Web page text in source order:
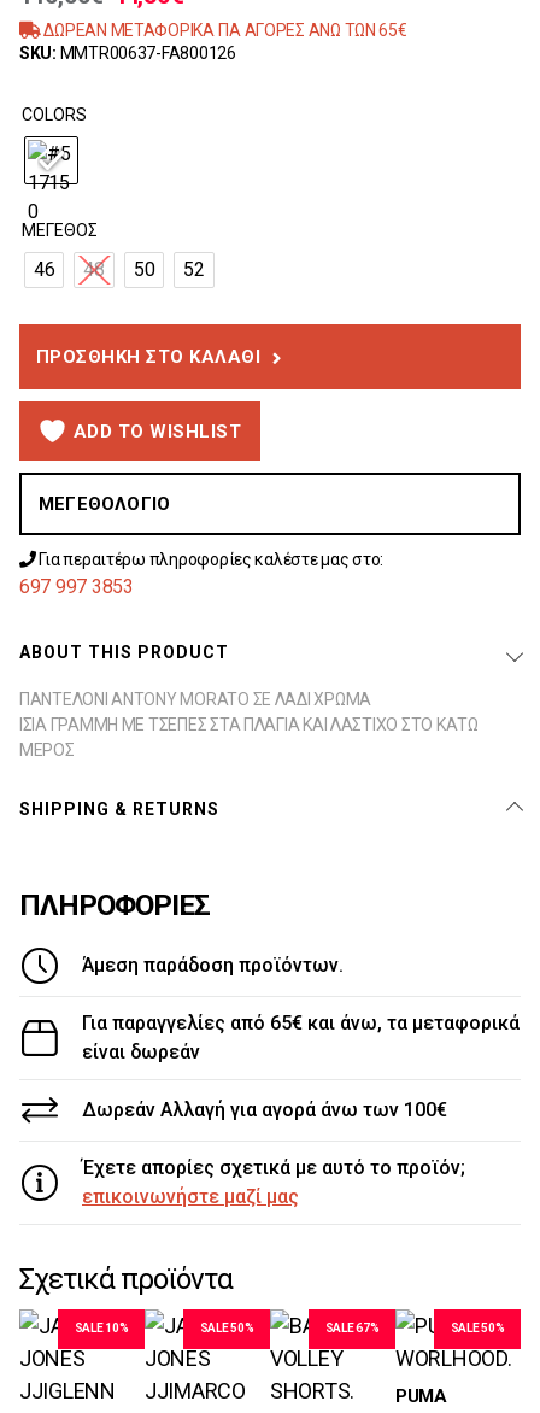
ΔΩΡΕΑΝ ΜΕΤΑΦΟΡΙΚΑ ΓΙΑ ΑΓΟΡΕΣ ΑΝΩ ΤΩΝ 65€
SKU: MMTR00637-FA800126
COLORS
ΜΈΓΕΘΟΣ
46 48 50 52
ΠΡΟΣΘΉΚΗ ΣΤΟ ΚΑΛΆΘΙ
ADD TO WISHLIST
ΜΕΓΕΘΟΛΌΓΙΟ
Για περαιτέρω πληροφορίες καλέστε μας στο:
697 997 3853
ABOUT THIS PRODUCT
ΠΑΝΤΕΛΟΝΙ ANTONY MORATO ΣΕ ΛΑΔΙ ΧΡΩΜΑ
ΙΣΙΑ ΓΡΑΜΜΗ ΜΕ ΤΣΕΠΕΣ ΣΤΑ ΠΛΑΓΙΑ ΚΑΙ ΛΑΣΤΙΧΟ ΣΤΟ ΚΑΤΩ
ΜΕΡΟΣ
SHIPPING & RETURNS
ΠΛΗΡΟΦΟΡΙΕΣ
Άμεση παράδοση προϊόντων.
Για παραγγελίες από 65€ και άνω, τα μεταφορικά
είναι δωρεάν
Δωρεάν Αλλαγή για αγορά άνω των 100€
Έχετε απορίες σχετικά με αυτό το προϊόν;
επικοινωνήστε μαζί μας
Σχετικά προϊόντα
SALE 10% SALE 50% SALE 67% SALE 50%
Μεγέθη
PUMA